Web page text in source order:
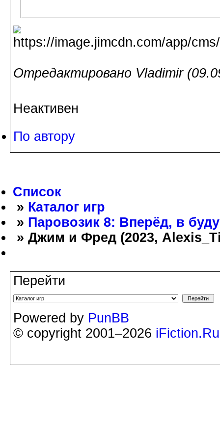
Отредактировано Vladimir
Неактивен
По автору
Список
» Каталог игр
» Паровозик 8: Вперёд, в
» Джим и Фред (2023,
Перейти
Powered by PunBB
© copyright 2001–2026 iFiction.Ru